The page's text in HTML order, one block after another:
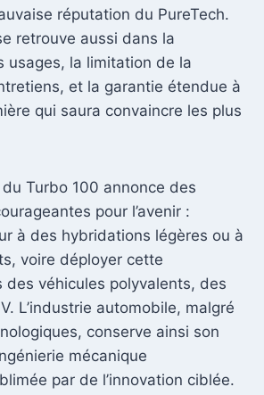
réputation du PureTech.
retrouve aussi dans la
usages, la limitation de la
et la garantie étendue à
qui saura convaincre les plus
Turbo 100 annonce des
pour l’avenir :
à des hybridations légères ou à
voire déployer cette
des véhicules polyvalents, des
L’industrie automobile, malgré
conserve ainsi son
mécanique
par de l’innovation ciblée.